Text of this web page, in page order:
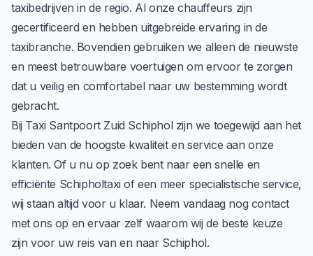
taxibedrijven in de regio. Al onze chauffeurs zijn
gecertificeerd en hebben uitgebreide ervaring in de
taxibranche. Bovendien gebruiken we alleen de nieuwste
en meest betrouwbare voertuigen om ervoor te zorgen
dat u veilig en comfortabel naar uw bestemming wordt
gebracht.
Bij Taxi Santpoort Zuid Schiphol zijn we toegewijd aan het
bieden van de hoogste kwaliteit en service aan onze
klanten. Of u nu op zoek bent naar een snelle en
efficiënte Schipholtaxi of een meer specialistische service,
wij staan altijd voor u klaar. Neem vandaag nog contact
met ons op en ervaar zelf waarom wij de beste keuze
zijn voor uw reis van en naar Schiphol.